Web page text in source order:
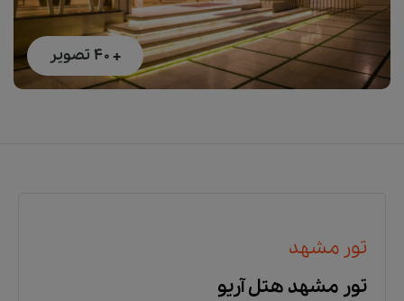
+ 40 تصویر
تور مشهد
تور مشهد هتل آریو